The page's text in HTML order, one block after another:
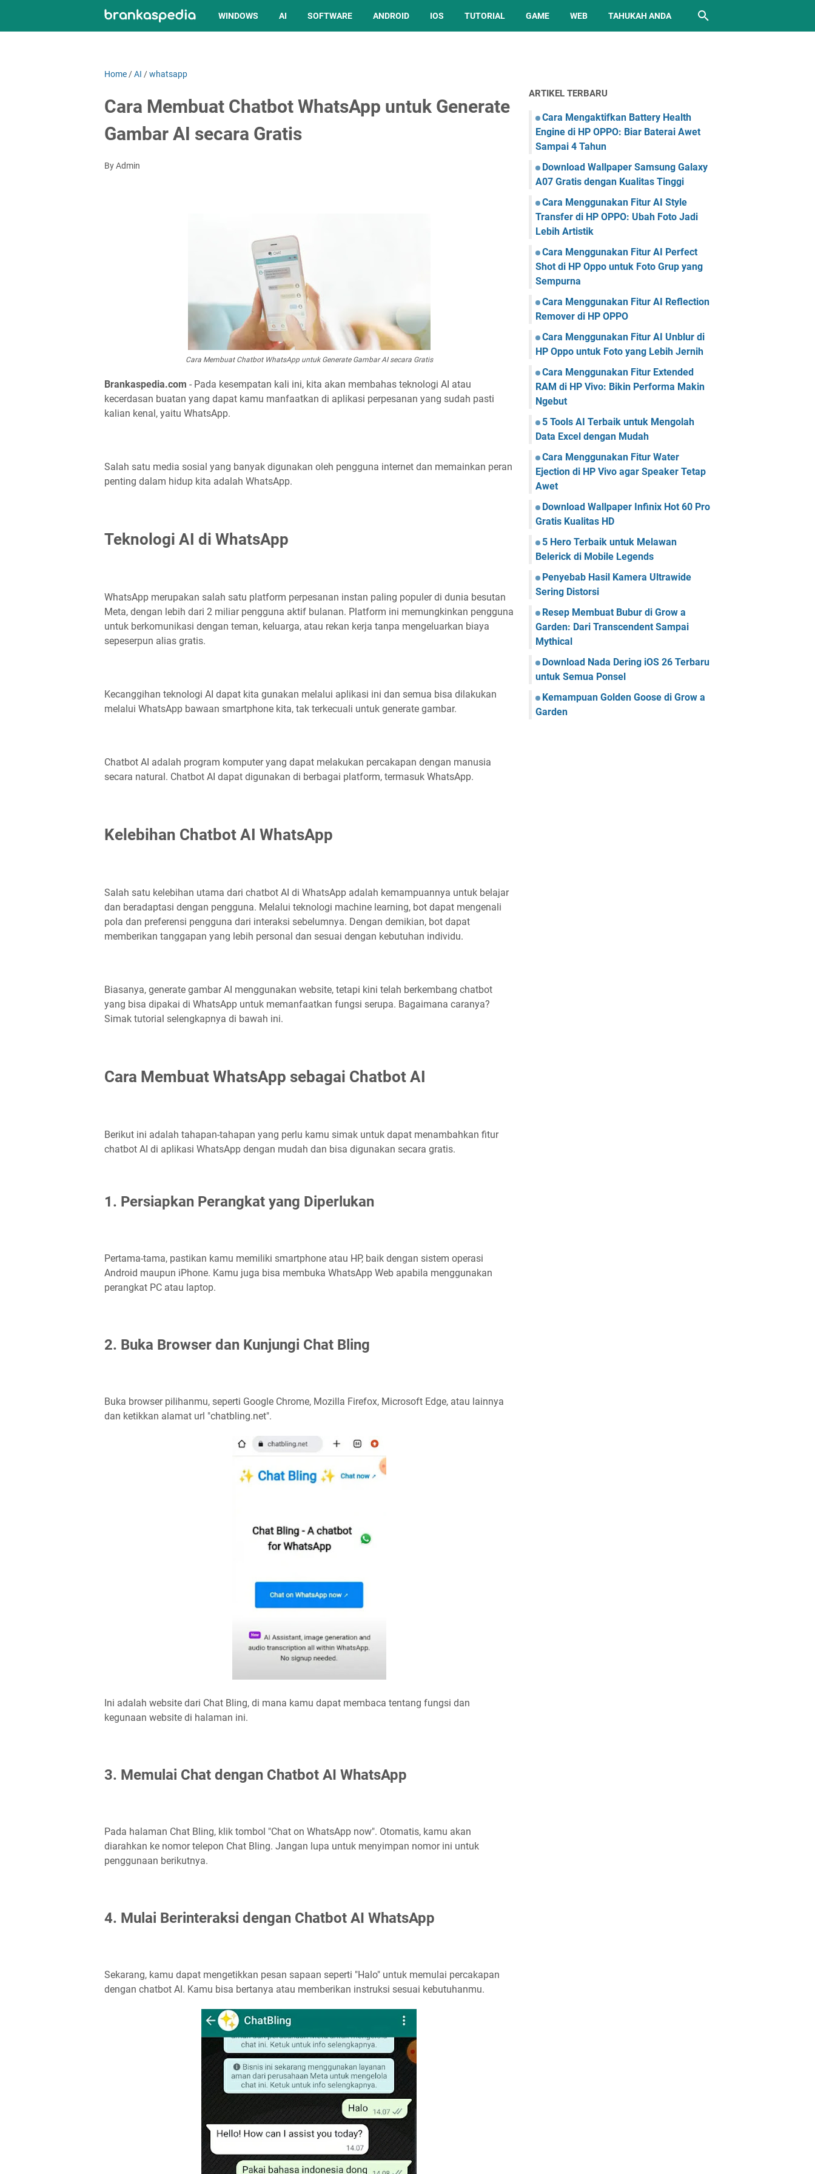
WINDOWS AI SOFTWARE ANDROID IOS TUTORIAL GAME WEB TAHUKAH ANDA
Home /AI /whatsapp
Cara Membuat Chatbot WhatsApp untuk Generate
Gambar AI secara Gratis
By Admin
Cara Membuat Chatbot WhatsApp untuk Generate Gambar AI secara Gratis
Brankaspedia.com - Pada kesempatan kali ini, kita akan membahas teknologi AI atau
kecerdasan buatan yang dapat kamu manfaatkan di aplikasi perpesanan yang sudah pasti
kalian kenal, yaitu WhatsApp.
Salah satu media sosial yang banyak digunakan oleh pengguna internet dan memainkan peran
penting dalam hidup kita adalah WhatsApp.
Teknologi AI di WhatsApp
WhatsApp merupakan salah satu platform perpesanan instan paling populer di dunia besutan
Meta, dengan lebih dari 2 miliar pengguna aktif bulanan. Platform ini memungkinkan pengguna
untuk berkomunikasi dengan teman, keluarga, atau rekan kerja tanpa mengeluarkan biaya
sepeserpun alias gratis.
Kecanggihan teknologi AI dapat kita gunakan melalui aplikasi ini dan semua bisa dilakukan
melalui WhatsApp bawaan smartphone kita, tak terkecuali untuk generate gambar.
Chatbot AI adalah program komputer yang dapat melakukan percakapan dengan manusia
secara natural. Chatbot AI dapat digunakan di berbagai platform, termasuk WhatsApp.
Kelebihan Chatbot AI WhatsApp
Salah satu kelebihan utama dari chatbot AI di WhatsApp adalah kemampuannya untuk belajar
dan beradaptasi dengan pengguna. Melalui teknologi machine learning, bot dapat mengenali
pola dan preferensi pengguna dari interaksi sebelumnya. Dengan demikian, bot dapat
memberikan tanggapan yang lebih personal dan sesuai dengan kebutuhan individu.
Biasanya, generate gambar AI menggunakan website, tetapi kini telah berkembang chatbot
yang bisa dipakai di WhatsApp untuk memanfaatkan fungsi serupa. Bagaimana caranya?
Simak tutorial selengkapnya di bawah ini.
Cara Membuat WhatsApp sebagai Chatbot AI
Berikut ini adalah tahapan-tahapan yang perlu kamu simak untuk dapat menambahkan fitur
chatbot AI di aplikasi WhatsApp dengan mudah dan bisa digunakan secara gratis.
1. Persiapkan Perangkat yang Diperlukan
Pertama-tama, pastikan kamu memiliki smartphone atau HP, baik dengan sistem operasi
Android maupun iPhone. Kamu juga bisa membuka WhatsApp Web apabila menggunakan
perangkat PC atau laptop.
2. Buka Browser dan Kunjungi Chat Bling
Buka browser pilihanmu, seperti Google Chrome, Mozilla Firefox, Microsoft Edge, atau lainnya
dan ketikkan alamat url "chatbling.net".
Ini adalah website dari Chat Bling, di mana kamu dapat membaca tentang fungsi dan
kegunaan website di halaman ini.
3. Memulai Chat dengan Chatbot AI WhatsApp
Pada halaman Chat Bling, klik tombol "Chat on WhatsApp now". Otomatis, kamu akan
diarahkan ke nomor telepon Chat Bling. Jangan lupa untuk menyimpan nomor ini untuk
penggunaan berikutnya.
4. Mulai Berinteraksi dengan Chatbot AI WhatsApp
Sekarang, kamu dapat mengetikkan pesan sapaan seperti "Halo" untuk memulai percakapan
dengan chatbot AI. Kamu bisa bertanya atau memberikan instruksi sesuai kebutuhanmu.
ARTIKEL TERBARU
Cara Mengaktifkan Battery Health
Engine di HP OPPO: Biar Baterai Awet
Sampai 4 Tahun
Download Wallpaper Samsung Galaxy
A07 Gratis dengan Kualitas Tinggi
Cara Menggunakan Fitur AI Style
Transfer di HP OPPO: Ubah Foto Jadi
Lebih Artistik
Cara Menggunakan Fitur AI Perfect
Shot di HP Oppo untuk Foto Grup yang
Sempurna
Cara Menggunakan Fitur AI Reflection
Remover di HP OPPO
Cara Menggunakan Fitur AI Unblur di
HP Oppo untuk Foto yang Lebih Jernih
Cara Menggunakan Fitur Extended
RAM di HP Vivo: Bikin Performa Makin
Ngebut
5 Tools AI Terbaik untuk Mengolah
Data Excel dengan Mudah
Cara Menggunakan Fitur Water
Ejection di HP Vivo agar Speaker Tetap
Awet
Download Wallpaper Infinix Hot 60 Pro
Gratis Kualitas HD
5 Hero Terbaik untuk Melawan
Belerick di Mobile Legends
Penyebab Hasil Kamera Ultrawide
Sering Distorsi
Resep Membuat Bubur di Grow a
Garden: Dari Transcendent Sampai
Mythical
Download Nada Dering iOS 26 Terbaru
untuk Semua Ponsel
Kemampuan Golden Goose di Grow a
Garden